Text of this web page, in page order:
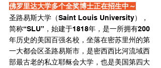
佛罗里达大学多个全奖博士正在招生中～
圣路易斯大学（Saint Louis University），
简称“SLU”，始建于1818年，是一所拥有200
年历史的美国百强名校，坐落在密苏里州的第
一大都会区圣路易斯市，是密西西比河流域西
部最古老的私立耶稣会大学，也是美国第四大